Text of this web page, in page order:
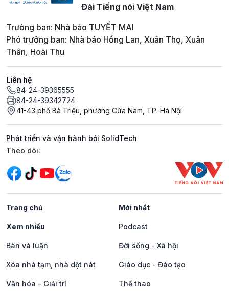
Đài Tiếng nói Việt Nam
Trưởng ban: Nhà báo TUYẾT MAI
Phó trưởng ban: Nhà báo Hồng Lan, Xuân Thọ, Xuân
Thân, Hoài Thu
Liên hệ
84-24-39365555
84-24-39342724
41-43 phố Bà Triệu, phường Cửa Nam, TP. Hà Nội
Phát triển và vận hành bởi SolidTech
Mạng xã hội
Theo dõi:
Trang chủ Mới nhất
Xem nhiều Podcast
Bàn và luận Đời sống - Xã hội
Xóa nhà tạm, nhà dột nát Giáo dục - Đào tạo
Văn hóa - Giải trí Thể thao